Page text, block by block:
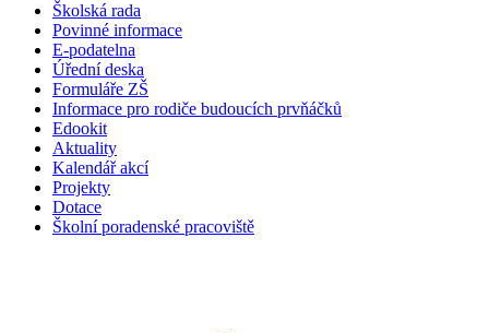
Školská rada
Povinné informace
E-podatelna
Úřední deska
Formuláře ZŠ
Informace pro rodiče budoucích prvňáčků
Edookit
Aktuality
Kalendář akcí
Projekty
Dotace
Školní poradenské pracoviště